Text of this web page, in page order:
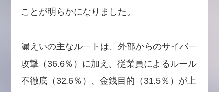
ことが明らかになりました。
漏えいの主なルートは、外部からのサイバー
攻撃（36.6％）に加え、従業員によるルール
不徹底（32.6％）、金銭目的（31.5％）が上